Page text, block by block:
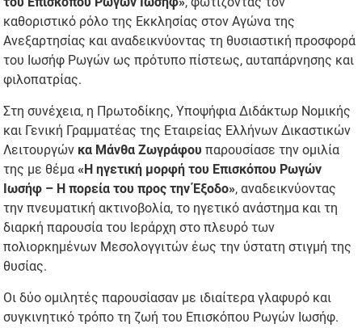
καθοριστικό ρόλο της Εκκλησίας στον Αγώνα της
Ανεξαρτησίας και αναδεικνύοντας τη θυσιαστική προσφορά
του Ιωσήφ Ρωγών ως πρότυπο πίστεως, αυταπάρνησης και
φιλοπατρίας.
Στη συνέχεια, η Πρωτοδίκης, Υποψήφια Διδάκτωρ Νομικής
και Γενική Γραμματέας της Εταιρείας Ελλήνων Δικαστικών
Λειτουργών κα Μάνθα Ζωγράφου παρουσίασε την ομιλία
της με θέμα«Η ηγετική μορφή του Επισκόπου Ρωγών
Ιωσήφ – Η πορεία του προς την Έξοδο», αναδεικνύοντας
την πνευματική ακτινοβολία, το ηγετικό ανάστημα και τη
διαρκή παρουσία του Ιεράρχη στο πλευρό των
πολιορκημένων Μεσολογγιτών έως την ύστατη στιγμή της
θυσίας.
Οι δύο ομιλητές παρουσίασαν με ιδιαίτερα γλαφυρό και
συγκινητικό τρόπο τη ζωή του Επισκόπου Ρωγών Ιωσήφ.